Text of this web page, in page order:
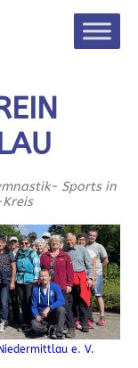
Sports in
e. V.